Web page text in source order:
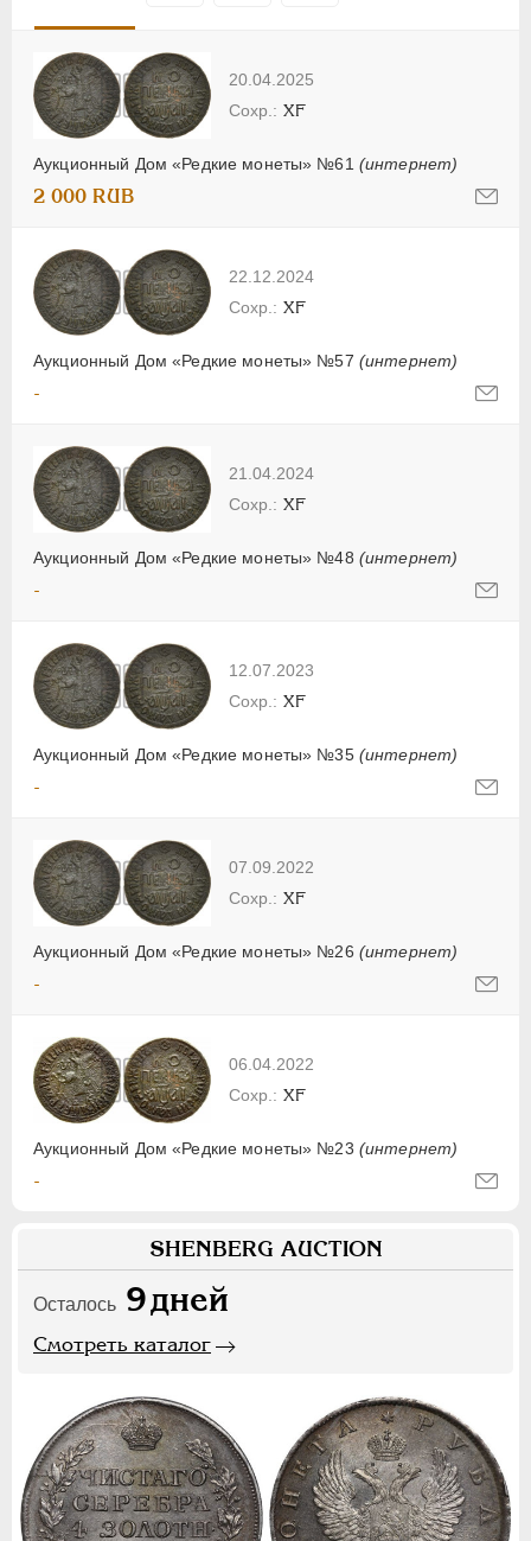
20.04.2025
Аукционный Дом «Редкие монеты» №61 (интернет)
XF
2 000 RUB
22.12.2024
Аукционный Дом «Редкие монеты» №57 (интернет)
XF
-
21.04.2024
Аукционный Дом «Редкие монеты» №48 (интернет)
XF
-
12.07.2023
Аукционный Дом «Редкие монеты» №35 (интернет)
XF
-
07.09.2022
Аукционный Дом «Редкие монеты» №26 (интернет)
XF
-
06.04.2022
Аукционный Дом «Редкие монеты» №23 (интернет)
XF
-
SHENBERG AUCTION
Осталось 9дней
Смотреть каталог